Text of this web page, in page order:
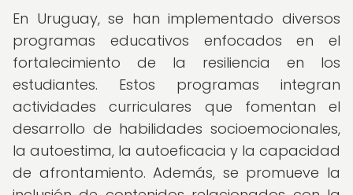
En Uruguay, se han implementado diversos
programas educativos enfocados en el
fortalecimiento de la resiliencia en los
estudiantes. Estos programas integran
actividades curriculares que fomentan el
desarrollo de habilidades socioemocionales,
la autoestima, la autoeficacia y la capacidad
de afrontamiento. Además, se promueve la